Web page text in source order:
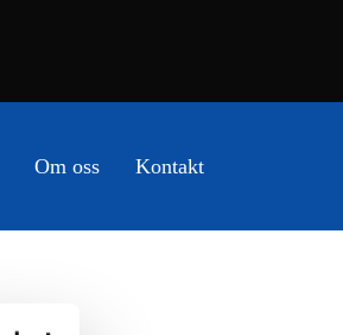
Om oss Kontakt